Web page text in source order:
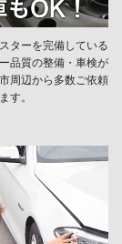
ターを完備している
品質の整備・車検が
周辺から多数ご依頼
す。